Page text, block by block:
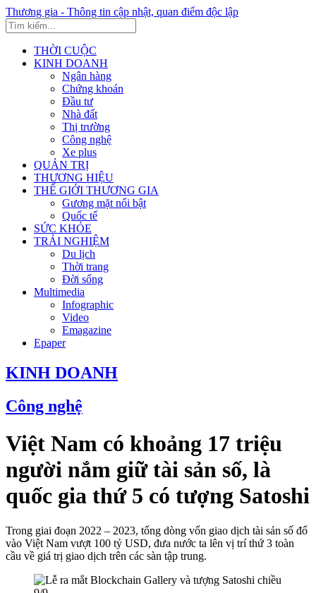
Thương gia - Thông tin cập nhật, quan điểm độc lập
THỜI CUỘC
KINH DOANH
Ngân hàng
Chứng khoán
Đầu tư
Nhà đất
Thị trường
Công nghệ
Xe plus
QUẢN TRỊ
THƯƠNG HIỆU
THẾ GIỚI THƯƠNG GIA
Gương mặt nổi bật
Quốc tế
SỨC KHỎE
TRẢI NGHIỆM
Du lịch
Thời trang
Đời sống
Multimedia
Infographic
Video
Emagazine
Epaper
KINH DOANH
Công nghệ
Việt Nam có khoảng 17 triệu
người nắm giữ tài sản số, là
quốc gia thứ 5 có tượng Satoshi
Trong giai đoạn 2022 – 2023, tổng dòng vốn giao dịch tài sản số đổ
vào Việt Nam vượt 100 tỷ USD, đưa nước ta lên vị trí thứ 3 toàn
cầu về giá trị giao dịch trên các sàn tập trung.